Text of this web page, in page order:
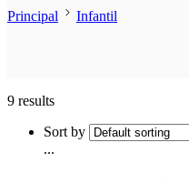
Principal Infantil
9 results
Sort by
...